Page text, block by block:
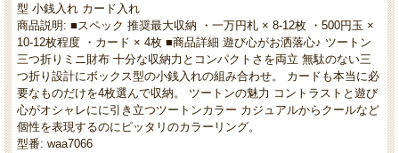
型 小銭入れ カード入れ
商品説明: ■スペック 推奨最大収納 ・一万円札 × 8-12枚 ・500円玉 ×
10-12枚程度 ・カード × 4枚 ■商品詳細 遊び心がお洒落心♪ ツートン
三つ折りミニ財布 十分な収納力とコンパクトさを両立 無駄のない三
つ折り設計にボックス型の小銭入れの組み合わせ。 カードも本当に必
要なものだけを4枚選んで収納。 ツートンの魅力 コントラストと遊び
心がオシャレにに引き立つツートンカラー カジュアルからクールなど
個性を表現するのにピッタリのカラーリング。
型番: waa7066